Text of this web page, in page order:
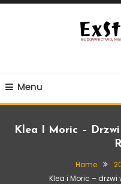
Skip
Menu
Klea I Moric –
Home
Klea i Moric – drzwi